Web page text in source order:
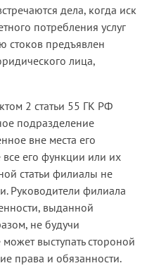
заключили с
аренды систем
водоснабжения и
числе
Суд первой
от имени
факт принятия
Доказательства
возвращены
расторгнут
материалы дела не
города, суды
не представило
жилым домам,
дела, когда иск
потребления услуг
стоков предъявлен
лица,
2 статьи 55 ГК РФ
подразделение
вне места его
его функции или их
статьи филиалы не
Руководители филиала
выданной
не будучи
выступать стороной
права и обязанности.